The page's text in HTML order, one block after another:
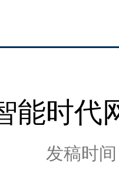
能时代
发稿时